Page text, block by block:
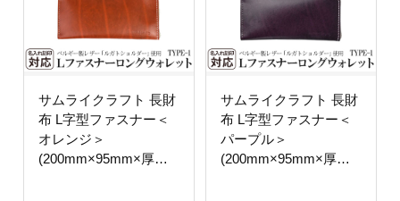
サムライクラフト 長財
布 L字型ファスナー＜
オレンジ＞
(200mm×95mm×厚み
サムライクラフト 長財
布 L字型ファスナー＜
パープル＞
(200mm×95mm×厚み